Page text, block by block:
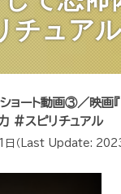
チュアル
ョート動画③／映画『
#スピリチュアル
日 （Last Update: